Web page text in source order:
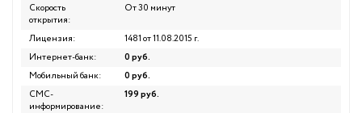
Скорость
открытия:
От 30 минут
Лицензия:
1481 от 11.08.2015 г.
Интернет-банк:
0 руб.
Мобильный банк:
0 руб.
СМС-
информирование:
199 руб.